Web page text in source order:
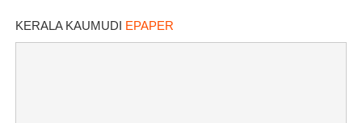
KERALA KAUMUDI EPAPER